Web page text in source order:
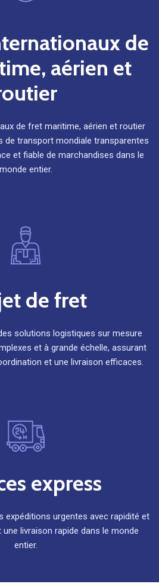
de
aérien et
de fret maritime, aérien et routier
transport mondiale transparentes
et fiable de marchandises dans le
monde entier.
de fret
solutions logistiques sur mesure
et à grande échelle, assurant
et une livraison efficaces.
express
expéditions urgentes avec rapidité et
livraison rapide dans le monde
entier.